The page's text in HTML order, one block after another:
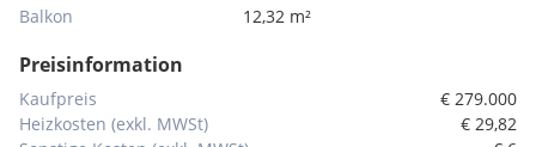
Balkon
12,32 m²
Preisinformation
Kaufpreis
€ 279.000
Heizkosten (exkl. MWSt)
€ 29,82